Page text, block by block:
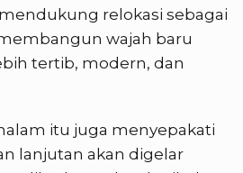
relokasi sebagai
wajah baru
tertib, modern, dan
itu juga menyepakati
lanjutan akan digelar